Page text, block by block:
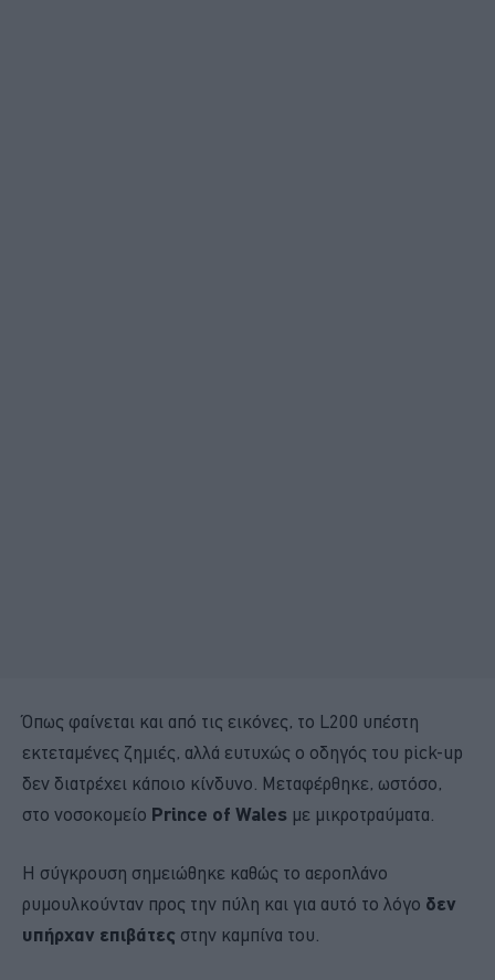
Όπως φαίνεται και από τις εικόνες, το L200 υπέστη
εκτεταμένες ζημιές, αλλά ευτυχώς ο οδηγός του pick-up
δεν διατρέχει κάποιο κίνδυνο. Μεταφέρθηκε, ωστόσο,
στο νοσοκομείο Prince of Wales με μικροτραύματα.
Η σύγκρουση σημειώθηκε καθώς το αεροπλάνο
ρυμουλκούνταν προς την πύλη και για αυτό το λόγο δεν
υπήρχαν επιβάτες στην καμπίνα του.